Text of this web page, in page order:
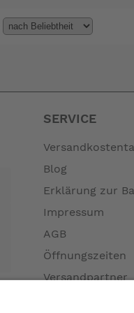
SERVICE
Blog
Erklärung zur
Impressum
AGB
Öffnungszeiten
Versandpartner